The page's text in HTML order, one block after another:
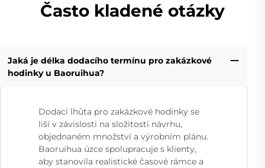
Často kladené otázky
Jaká je délka dodacího termínu pro zakázkové
hodinky u Baoruihua?
Dodací lhůta pro zakázkové hodinky se
liší v závislosti na složitosti návrhu,
objednaném množství a výrobním plánu.
Baoruihua úzce spolupracuje s klienty,
aby stanovila realistické časové rámce a